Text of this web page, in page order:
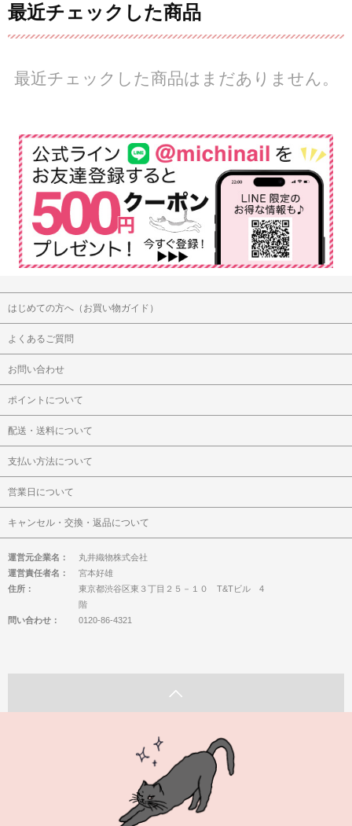
最近チェックした商品
最近チェックした商品はまだありません。
はじめての方へ（お買い物ガイド）
よくあるご質問
お問い合わせ
ポイントについて
配送・送料について
支払い方法について
営業日について
キャンセル・交換・返品について
運営元企業名：
丸井織物株式会社
運営責任者名：
宮本好雄
住所：
東京都渋谷区東３丁目２５－１０ T&Tビル 4
階
問い合わせ：
0120-86-4321